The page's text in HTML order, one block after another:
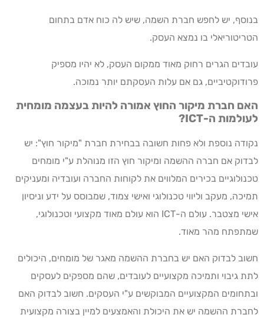
בנוסף, יש לחפש חברת השמה, שיש לה כוח אדם בתחום
הטריטוריאלי בו נמצא העסק.
עובדים הגרים רחוק מאוד ממקום העסק, לא יהיו מספיק
פרודוקטיביים, גם אם עלות העסקתם יותר נמוכה.
האם חברת מיקור החוץ אמורה להיות בעצמה מומחית
לעולמות ה-ICT?
נקודה נוספת ולא פחות חשובה בבחירת חברת "מיקור חוץ": יש
לבדוק אם חברה ההשמה ומיקור חוץ הזו מנוהלת ע"י מומחים
טכנולוגיים בכירים המלווים את לקוחות החברה ועובדיה ומעניקים
תמיכה, מעקב וליווי טכנולוגי ואישי צמוד, שמבוסס על ידע וניסיון
אישי מצטבר. עולם ה-ICT הוא עולם מאוד מקצועי וטכנולוגי,
שמתפתח מהר מאוד.
חשוב לבדוק האם יש בחברת ההשמה מאגר של מומחים, היכולים
לתת גיבוי ותמיכה מקצועיים לעובדים, שהם מספקים לעסקים
ובתחומים המקצועיים המבוקשים ע"י העסקים. חשוב לבדוק האם
לחברת ההשמה יש את היכולת והאמצעים למיין בצורה מקצועית